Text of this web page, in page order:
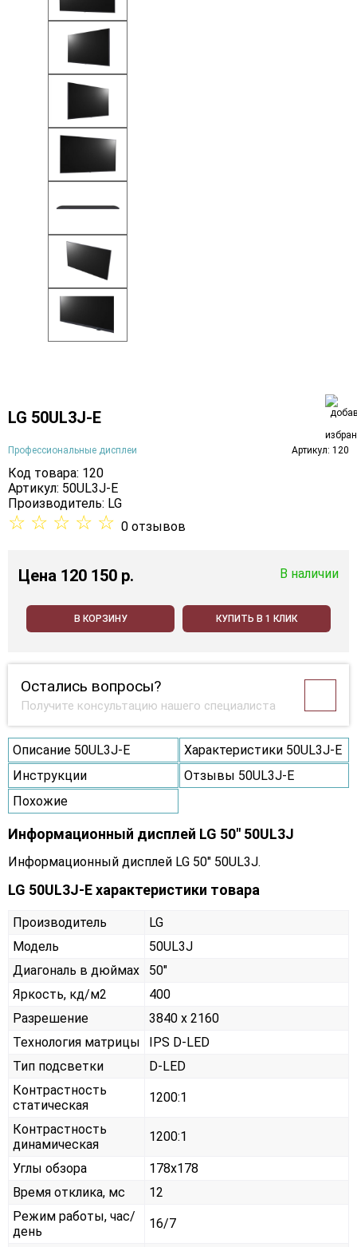
LG 50UL3J-E
Профессиональные дисплеи Артикул: 120
Код товара: 120
Артикул: 50UL3J-E
Производитель: LG
☆ ☆ ☆ ☆ ☆ 0 отзывов
Цена 120 150 p. В наличии
В КОРЗИНУ КУПИТЬ В 1 КЛИК
Остались вопросы?
Получите консультацию нашего специалиста
Описание 50UL3J-E
Характеристики 50UL3J-E
Инструкции
Отзывы 50UL3J-E
Похожие
Информационный дисплей LG 50" 50UL3J
Информационный дисплей LG 50" 50UL3J.
LG 50UL3J-E характеристики товара
Производитель
LG
Модель
50UL3J
Диагональ в дюймах
50"
Яркость, кд/м2
400
Разрешение
3840 x 2160
Технология матрицы
IPS D-LED
Тип подсветки
D-LED
Контрастность
статическая
1200:1
Контрастность
динамическая
1200:1
Углы обзора
178x178
Время отклика, мс
12
Режим работы, час/
день
16/7